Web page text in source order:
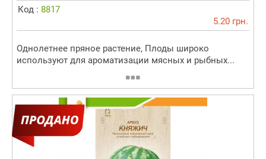
Код : 8817
5.20 грн.
Однолетнее пряное растение, Плоды широко
используют для ароматизации мясных и рыбных...